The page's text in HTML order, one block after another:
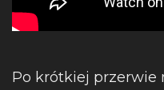
Po krótkiej przerwie